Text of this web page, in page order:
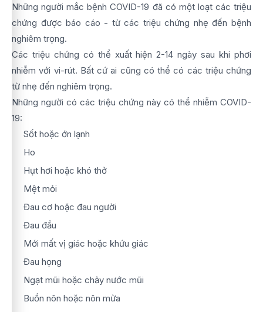
Những người mắc bệnh COVID-19 đã có một loạt các triệu
chứng được báo cáo - từ các triệu chứng nhẹ đến bệnh
nghiêm trọng.
Các triệu chứng có thể xuất hiện 2-14 ngày sau khi phơi
nhiễm với vi-rút. Bất cứ ai cũng có thể có các triệu chứng
từ nhẹ đến nghiêm trọng.
Những người có các triệu chứng này có thể nhiễm COVID-
19:
Sốt hoặc ớn lạnh
Ho
Hụt hơi hoặc khó thở
Mệt mỏi
Đau cơ hoặc đau người
Đau đầu
Mới mất vị giác hoặc khứu giác
Đau họng
Ngạt mũi hoặc chảy nước mũi
Buồn nôn hoặc nôn mửa